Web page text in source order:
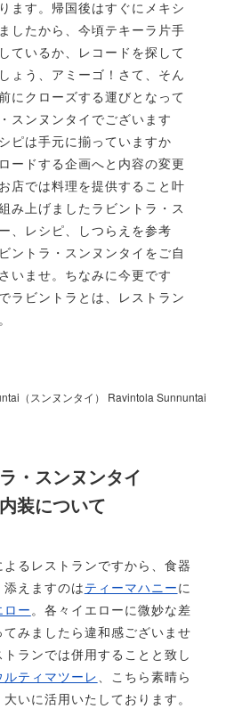
ます。帰国後はすぐにメキシ
したから、今頃テキーラ片手
ているか、レコードを探して
ょう、アミーゴ！さて、そん
にクローズする運びとなって
スンヌンタイでございます
ピは手元に揃っていますか
ードする企画へと内容の変更
店では料理を提供すること叶
み上げましたラビントラ・ス
、レシピ、しつらえを参考
ントラ・スンヌンタイをご自
いませ。ちなみに今更です
ラビントラとは、レストラン
・スンヌンタイ
装について
るレストランですから、食器
えますのはティーマハニーに
ロー 。各々イエローに微妙な差
みましたら違和感ございませ
ランでは併用することと致し
ルティマツーレ
、こちら素晴ら
いに活用いたしております。